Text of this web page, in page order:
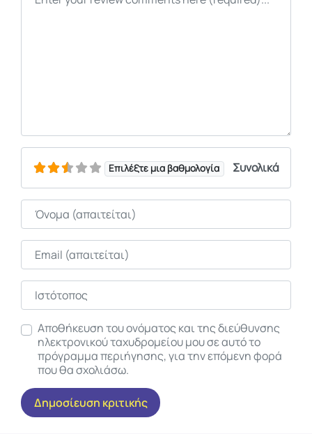
Επιλέξτε μια βαθμολογία Συνολικά
Όνομα
Email
Ιστότοπος
Αποθήκευση του ονόματος και της διεύθυνσης
ηλεκτρονικού ταχυδρομείου μου σε αυτό το
πρόγραμμα περιήγησης, για την επόμενη φορά
που θα σχολιάσω.